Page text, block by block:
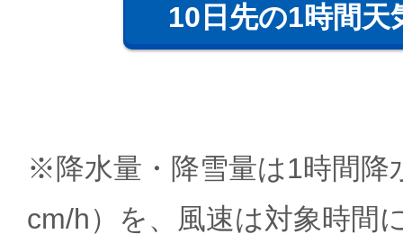
10日先の1時間天
※降水量・降雪量は1時間降
cm/h）を、風速は対象時間